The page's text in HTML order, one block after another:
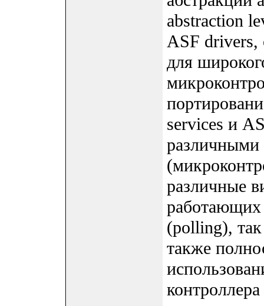
abstraction
ASF drivers,
для
services и
различными
различные
работающих
(polling),
также
контроллера